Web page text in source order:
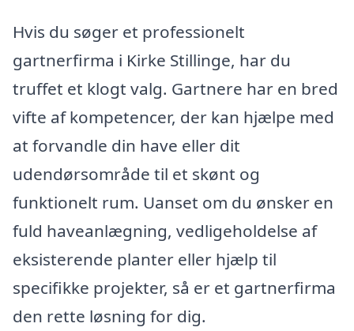
Hvis du søger et professionelt
gartnerfirma i Kirke Stillinge, har du
truffet et klogt valg. Gartnere har en bred
vifte af kompetencer, der kan hjælpe med
at forvandle din have eller dit
udendørsområde til et skønt og
funktionelt rum. Uanset om du ønsker en
fuld haveanlægning, vedligeholdelse af
eksisterende planter eller hjælp til
specifikke projekter, så er et gartnerfirma
den rette løsning for dig.